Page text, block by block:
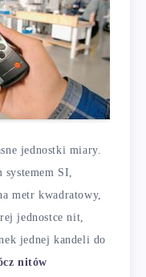
jednostki miary.
SI,
metr kwadratowy,
jednostce nit,
jednej kandeli do
nitów